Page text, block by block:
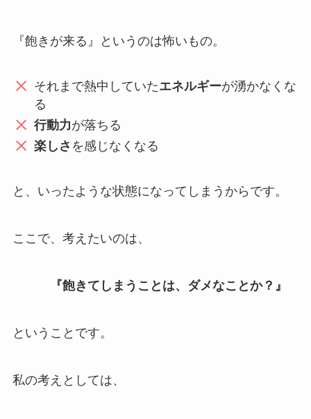
『飽きが来る』というのは怖いもの。
それまで熱中していたエネルギーが湧かなくな
る
行動力が落ちる
楽しさ を感じなくなる
と、いったような状態になってしまうからです。
ここで、考えたいのは、
『飽きてしまうことは、ダメなことか？』
ということです。
私の考えとしては、